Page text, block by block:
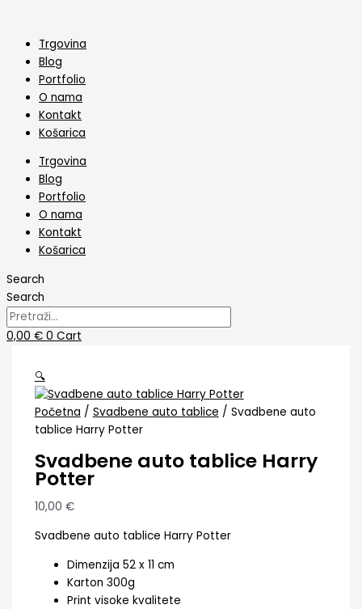
contentTrgovina
Blog
Portfolio
O nama
Kontakt
Košarica
Trgovina
Blog
Portfolio
O nama
Kontakt
Košarica
Search
Search
0,00 € 0 Cart
🔍
Početna / Svadbene auto tablice / Svadbene auto
tablice Harry Potter
Svadbene auto tablice Harry
Potter
10,00 €
Svadbene auto tablice Harry Potter
Dimenzija 52 x 11 cm
Karton 300g
Print visoke kvalitete
tablice
Harry
Potter
količina